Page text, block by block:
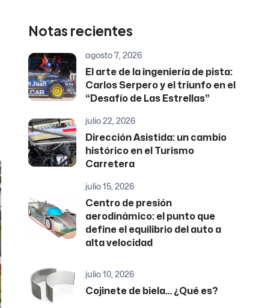
Notas recientes
agosto 7, 2026
El arte de la ingeniería de pista:
Carlos Serpero y el triunfo en el
“Desafío de Las Estrellas”
julio 22, 2026
Dirección Asistida: un cambio
histórico en el Turismo
Carretera
julio 15, 2026
Centro de presión
aerodinámico: el punto que
define el equilibrio del auto a
alta velocidad
julio 10, 2026
Cojinete de biela… ¿Qué es?